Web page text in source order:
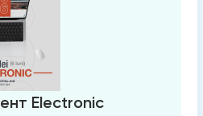
Electronic